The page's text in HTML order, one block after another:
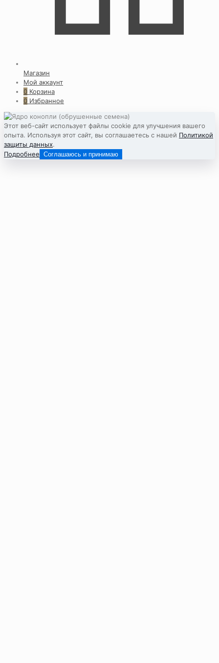
Магазин
Мой аккаунт
0 Корзина
0 Избранное
Этот веб-сайт использует файлы cookie для улучшения вашего
опыта. Используя этот сайт, вы соглашаетесь с нашей Политикой
защиты данных.
Подробнее Соглашаюсь и принимаю